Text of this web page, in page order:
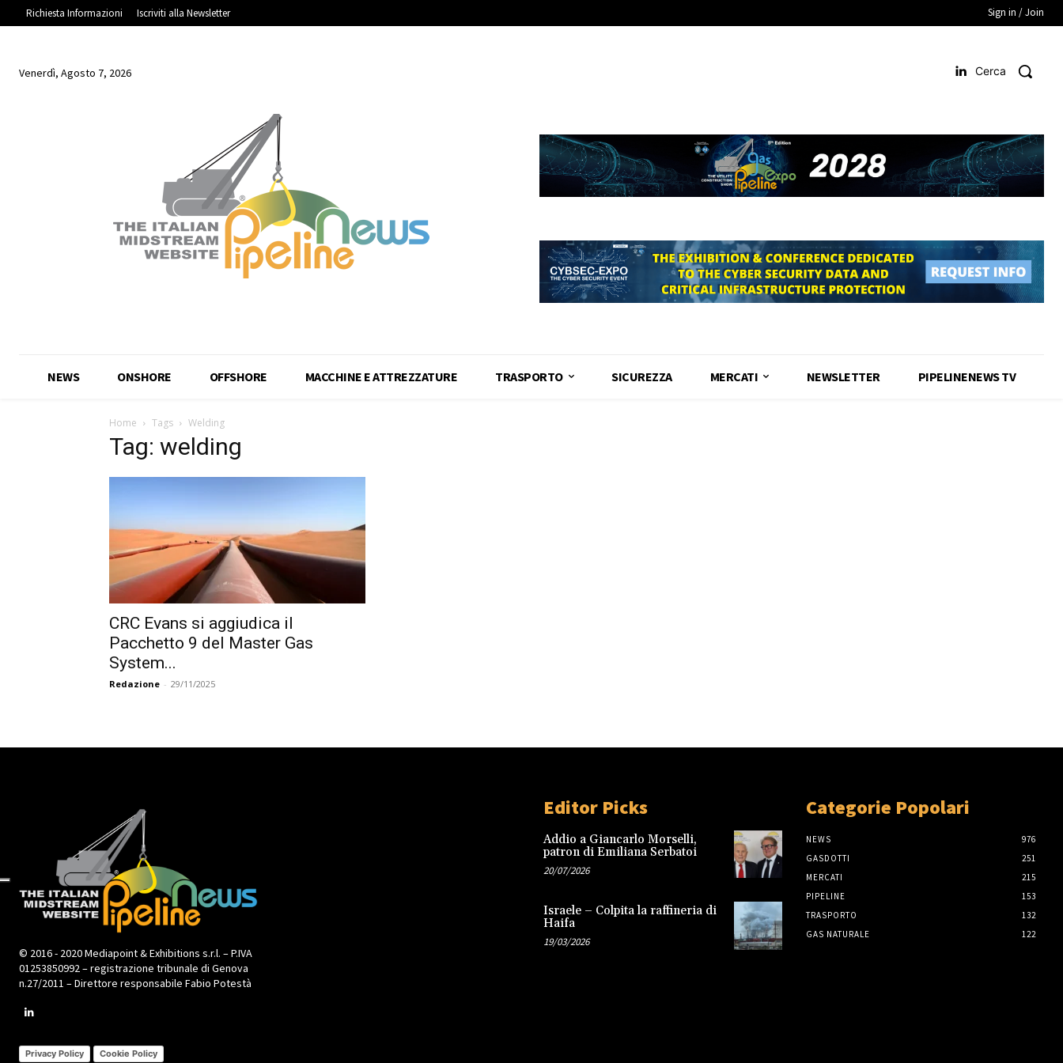
Richiesta Informazioni Iscriviti alla Newsletter Sign in / Join
Venerdì, Agosto 7, 2026 Cerca
NEWS ONSHORE OFFSHORE MACCHINE E ATTREZZATURE TRASPORTO SICUREZZA MERCATI NEWSLETTER PIPELINENEWS TV
Home Tags Welding
Tag: welding
CRC Evans si aggiudica il
Pacchetto 9 del Master Gas
System...
Redazione - 29/11/2025
© 2016 - 2020 Mediapoint & Exhibitions s.r.l. – P.IVA
01253850992 – registrazione tribunale di Genova
n.27/2011 – Direttore responsabile Fabio Potestà
Privacy Policy Cookie Policy
Editor Picks
Addio a Giancarlo Morselli,
patron di Emiliana Serbatoi
20/07/2026
Israele – Colpita la raffineria di
Haifa
19/03/2026
Categorie Popolari
NEWS
976
GASDOTTI
251
MERCATI
215
PIPELINE
153
TRASPORTO
132
GAS NATURALE
122